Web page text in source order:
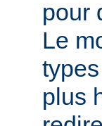
pour
Le
plus